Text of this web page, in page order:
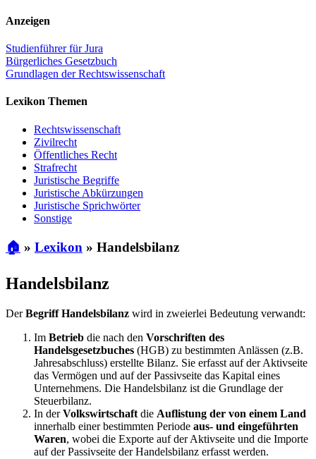
Anzeigen
Studienführer für Jura
Bürgerliches Gesetzbuch
Grundlagen der Rechtswissenschaft
Lexikon Themen
Rechtswissenschaft
Zivilrecht
Öffentliches Recht
Strafrecht
Juristische Begriffe
Juristische Abkürzungen
Juristische Sprichwörter
Sonstige
🏠 » Lexikon » Handelsbilanz
Handelsbilanz
DerBegriff Handelsbilanz wird in zweierlei Bedeutung verwandt:
Im Betrieb die nach den Vorschriften des
Handelsgesetzbuches (HGB) zu bestimmten Anlässen (z.B.
Jahresabschluss) erstellte Bilanz. Sie erfasst auf der Aktivseite
das Vermögen und auf der Passivseite das Kapital eines
Unternehmens. Die Handelsbilanz ist die Grundlage der
Steuerbilanz.
In derVolkswirtschaft die Auflistung der von einem Land
innerhalb einer bestimmten Periode aus- und eingeführten
Waren, wobei die Exporte auf der Aktivseite und die Importe
auf der Passivseite der Handelsbilanz erfasst werden.